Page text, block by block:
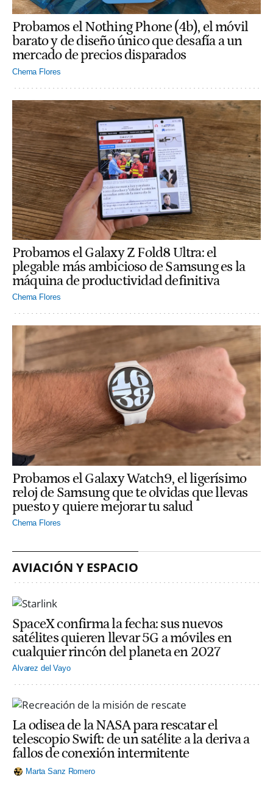
Probamos el Nothing Phone (4b), el móvil
barato y de diseño único que desafía a un
mercado de precios disparados
Chema Flores
Probamos el Galaxy Z Fold8 Ultra: el
plegable más ambicioso de Samsung es la
máquina de productividad definitiva
Chema Flores
Probamos el Galaxy Watch9, el ligerísimo
reloj de Samsung que te olvidas que llevas
puesto y quiere mejorar tu salud
Chema Flores
AVIACIÓN Y ESPACIO
SpaceX confirma la fecha: sus nuevos
satélites quieren llevar 5G a móviles en
cualquier rincón del planeta en 2027
Alvarez del Vayo
La odisea de la NASA para rescatar el
telescopio Swift: de un satélite a la deriva a
fallos de conexión intermitente
Marta Sanz Romero